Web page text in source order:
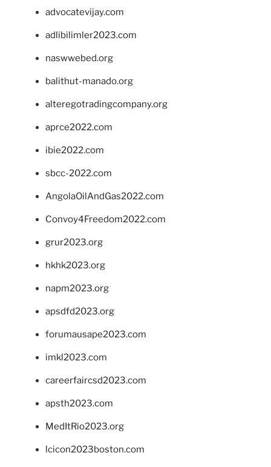
advocatevijay.com
adlibilimler2023.com
naswwebed.org
balithut-manado.org
alteregotradingcompany.org
aprce2022.com
ibie2022.com
sbcc-2022.com
AngolaOilAndGas2022.com
Convoy4Freedom2022.com
grur2023.org
hkhk2023.org
napm2023.org
apsdfd2023.org
forumausape2023.com
imkl2023.com
careerfaircsd2023.com
apsth2023.com
MedItRio2023.org
lcicon2023boston.com